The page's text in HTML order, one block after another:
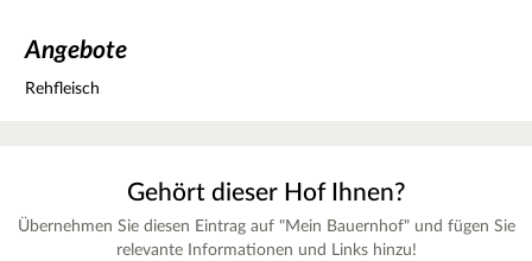
Angebote
Rehfleisch
Gehört dieser Hof Ihnen?
Übernehmen Sie diesen Eintrag auf "Mein Bauernhof" und fügen Sie
relevante Informationen und Links hinzu!